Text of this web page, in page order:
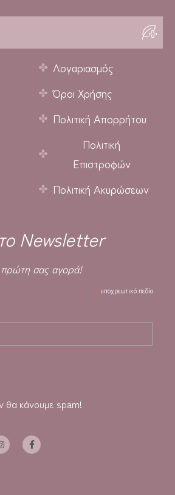
Λογαριασμός
Όροι Χρήσης
Πολιτική Απορρήτου
Πολιτική
Επιστροφών
Πολιτική Ακυρώσεων
Newsletter
σας αγορά!
* υποχρεωτικό πεδίο
θα κάνουμε spam!